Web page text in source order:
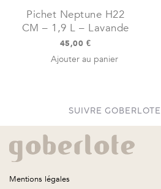
Pichet Neptune H22
CM – 1,9 L – Lavande
45,00 €
Ajouter au panier
SUIVRE GOBERLOTE
Mentions légales